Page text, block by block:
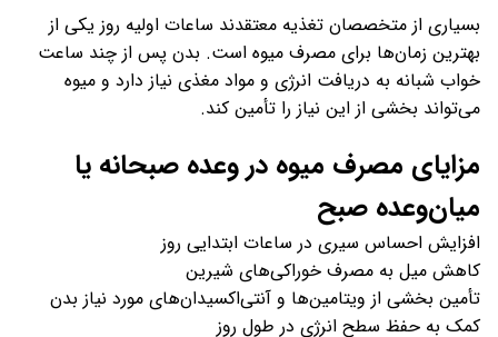
بسیاری از متخصصان تغذیه معتقدند ساعات اولیه روز یکی از
بهترین زمان‌ها برای مصرف میوه است. بدن پس از چند ساعت
خواب شبانه به دریافت انرژی و مواد مغذی نیاز دارد و میوه
می‌تواند بخشی از این نیاز را تأمین کند.
مزایای مصرف میوه در وعده صبحانه یا
میان‌وعده صبح
افزایش احساس سیری در ساعات ابتدایی روز
کاهش میل به مصرف خوراکی‌های شیرین
تأمین بخشی از ویتامین‌ها و آنتی‌اکسیدان‌های مورد نیاز بدن
کمک به حفظ سطح انرژی در طول روز